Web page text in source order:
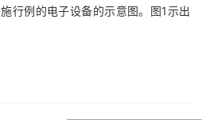
行例的电子设备的示意图。图1示出